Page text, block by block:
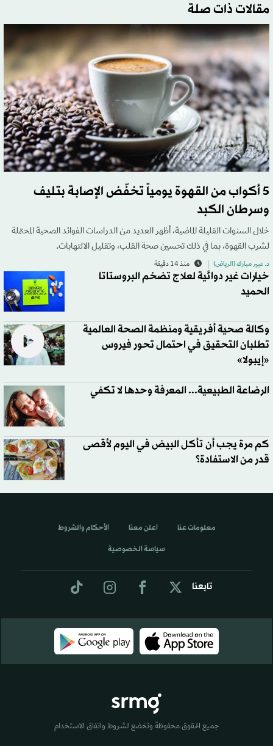
مقالات ذات صلة
5 أكواب من القهوة يومياً تخفّض الإصابة بتليف
وسرطان الكبد
خلال السنوات القليلة الماضية، أظهر العديد من الدراسات الفوائد الصحية المحتملة
لشرب القهوة، بما في ذلك تحسين صحة القلب، وتقليل الالتهابات.
د. عبير مبارك (الرياض) منذ 14 دقيقة
خيارات غير دوائية لعلاج تضخم البروستاتا
الحميد
وكالة صحية أفريقية ومنظمة الصحة العالمية
تطلبان التحقيق في احتمال تحور فيروس
«إيبولا»
الرضاعة الطبيعية... المعرفة وحدها لا تكفي
كم مرة يجب أن تأكل البيض في اليوم لأقصى
قدر من الاستفادة؟
تابعنا
معلومات عنا اعلن معنا الأحكام والشروط
سياسة الخصوصية
جميع الحقوق محفوظة وتخضع لشروط واتفاق الاستخدام